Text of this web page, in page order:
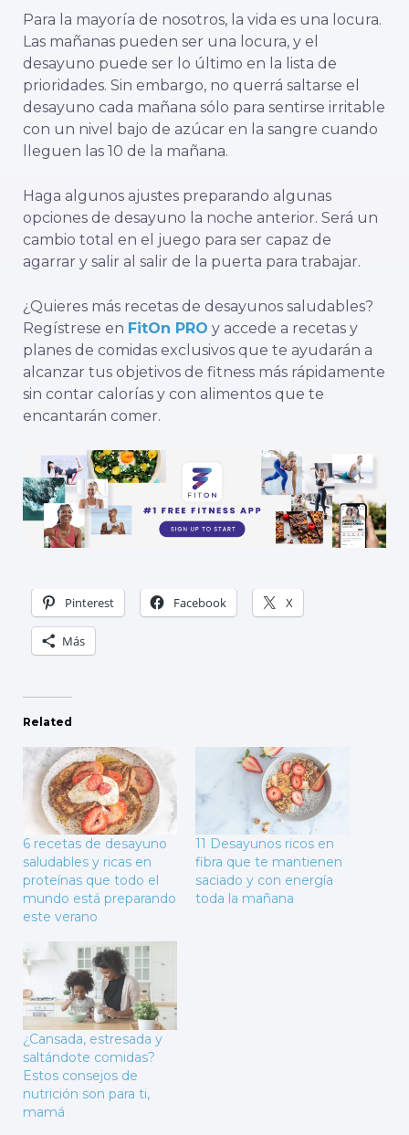
Para la mayoría de nosotros, la vida es una locura.
Las mañanas pueden ser una locura, y el
desayuno puede ser lo último en la lista de
prioridades. Sin embargo, no querrá saltarse el
desayuno cada mañana sólo para sentirse irritable
con un nivel bajo de azúcar en la sangre cuando
lleguen las 10 de la mañana.
Haga algunos ajustes preparando algunas
opciones de desayuno la noche anterior. Será un
cambio total en el juego para ser capaz de
agarrar y salir al salir de la puerta para trabajar.
¿Quieres más recetas de desayunos saludables?
Regístrese en FitOn PRO y accede a recetas y
planes de comidas exclusivos que te ayudarán a
alcanzar tus objetivos de fitness más rápidamente
sin contar calorías y con alimentos que te
encantarán comer.
Pinterest Facebook X
Más
Related
6 recetas de desayuno
saludables y ricas en
proteínas que todo el
mundo está preparando
este verano
11 Desayunos ricos en
fibra que te mantienen
saciado y con energía
toda la mañana
¿Cansada, estresada y
saltándote comidas?
Estos consejos de
nutrición son para ti,
mamá